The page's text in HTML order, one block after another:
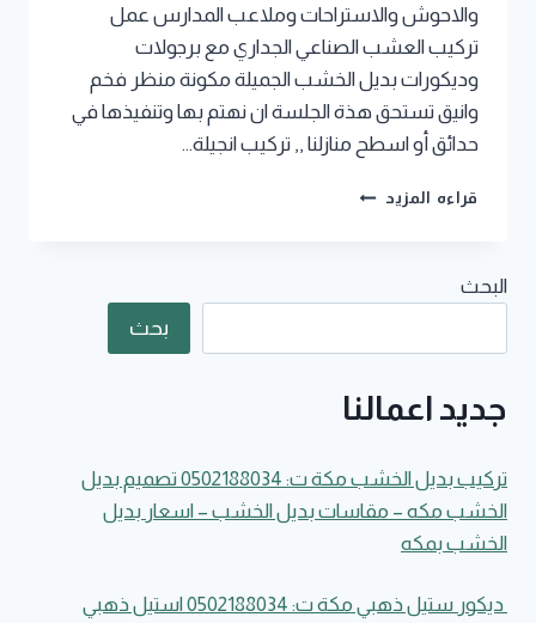
والاحوش والاستراحات وملاعب المدارس عمل
تركيب العشب الصناعي الجداري مع برجولات
وديكورات بديل الخشب الجميلة مكونة منظر فخم
وانيق تستحق هذة الجلسة ان نهتم بها وتنفيذها في
حدائق أو اسطح منازلنا ,, تركيب انجيلة…
قراءه المزيد تركيب
مكة
–
صناعية
مكة
البحث
بحث
جديد اعمالنا
تركيب بديل الخشب مكة ت: 0502188034 تصميم بديل
الخشب مكه – مقاسات بديل الخشب – اسعار بديل
الخشب بمكه
ديكور ستيل ذهبي مكة ت: 0502188034 استيل ذهبي